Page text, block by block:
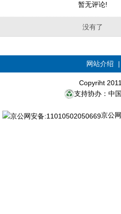
暂无评论!
没有了
网站介绍
Copyriht
支持协办：中
京公